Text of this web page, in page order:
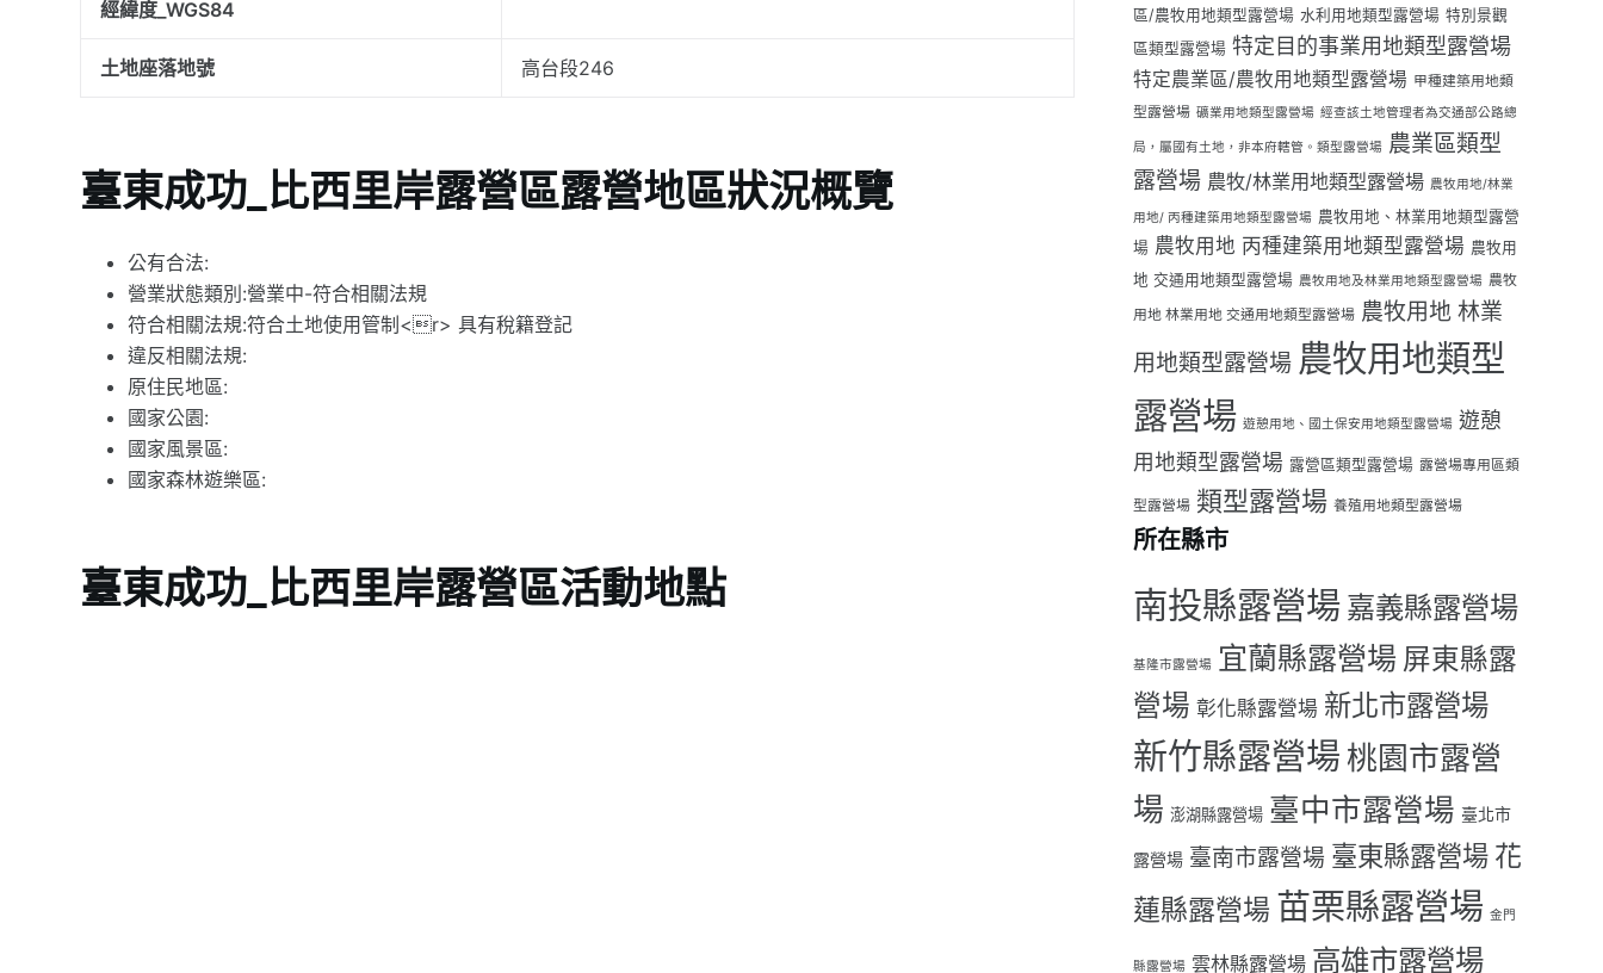
經緯度_WGS84
土地座落地號 高台段246
臺東成功_比西里岸露營區露營地區狀況概覽
公有合法:
營業狀態類別:營業中-符合相關法規
符合相關法規:符合土地使用管制<r> 具有稅籍登記
違反相關法規:
原住民地區:
國家公園:
國家風景區:
國家森林遊樂區:
臺東成功_比西里岸露營區活動地點
區/農牧用地類型露營場 水利用地類型露營場 特別景觀
區類型露營場 特定目的事業用地類型露營場
特定農業區/農牧用地類型露營場 甲種建築用地類
型露營場 礦業用地類型露營場 經查該土地管理者為交通部公路總
局，屬國有土地，非本府轄管。類型露營場 農業區類型
露營場 農牧/林業用地類型露營場 農牧用地/林業
用地/ 丙種建築用地類型露營場 農牧用地、林業用地類型露營
場 農牧用地 丙種建築用地類型露營場 農牧用
地 交通用地類型露營場 農牧用地及林業用地類型露營場 農牧
用地 林業用地 交通用地類型露營場 農牧用地 林業
用地類型露營場 農牧用地類型
露營場 遊憩用地、國土保安用地類型露營場 遊憩
用地類型露營場 露營區類型露營場 露營場專用區類
型露營場 類型露營場 養殖用地類型露營場
所在縣市
南投縣露營場 嘉義縣露營場
基隆市露營場 宜蘭縣露營場 屏東縣露
營場 彰化縣露營場 新北市露營場
新竹縣露營場 桃園市露營
場 澎湖縣露營場 臺中市露營場 臺北市
露營場 臺南市露營場 臺東縣露營場 花
蓮縣露營場 苗栗縣露營場 金門
縣露營場 雲林縣露營場 高雄市露營場